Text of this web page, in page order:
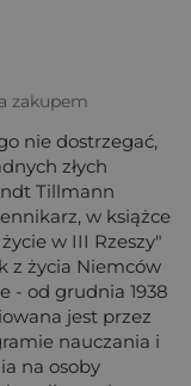
ocena:Wybitna 9/
Rewelacyjna 8/
dobra 7/10"
6/10"
5/10"
zakupem
nie dostrzegać,
złych
Tillmann
w książce
w III Rzeszy"
z życia Niemców
- od grudnia 1938
jest przez
nauczania i
na osoby